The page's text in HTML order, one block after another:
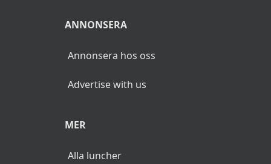
ANNONSERA
Annonsera hos oss
Advertise with us
MER
Alla luncher